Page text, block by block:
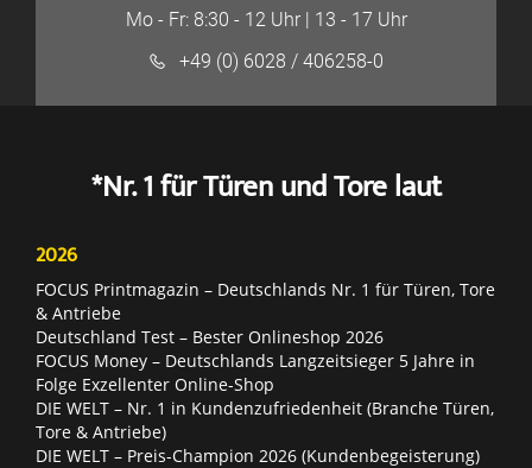
Mo - Fr: 8:30 - 12 Uhr | 13 - 17 Uhr
+49 (0) 6028 / 406258-0
*Nr. 1 für Türen und Tore laut
2026
FOCUS Printmagazin – Deutschlands Nr. 1 für Türen, Tore
& Antriebe
Deutschland Test – Bester Onlineshop 2026
FOCUS Money – Deutschlands Langzeitsieger 5 Jahre in
Folge Exzellenter Online-Shop
DIE WELT – Nr. 1 in Kundenzufriedenheit (Branche Türen,
Tore & Antriebe)
DIE WELT – Preis-Champion 2026 (Kundenbegeisterung)